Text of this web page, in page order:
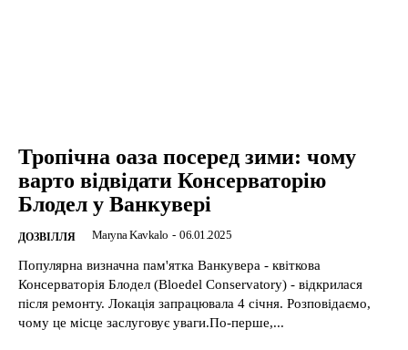
Тропічна оаза посеред зими: чому
варто відвідати Консерваторію
Блодел у Ванкувері
ДОЗВІЛЛЯ Maryna Kavkalo - 06.01.2025
Популярна визначна пам'ятка Ванкувера - квіткова
Консерваторія Блодел (Bloedel Conservatory) - відкрилася
після ремонту. Локація запрацювала 4 січня. Розповідаємо,
чому це місце заслуговує уваги.По-перше,...